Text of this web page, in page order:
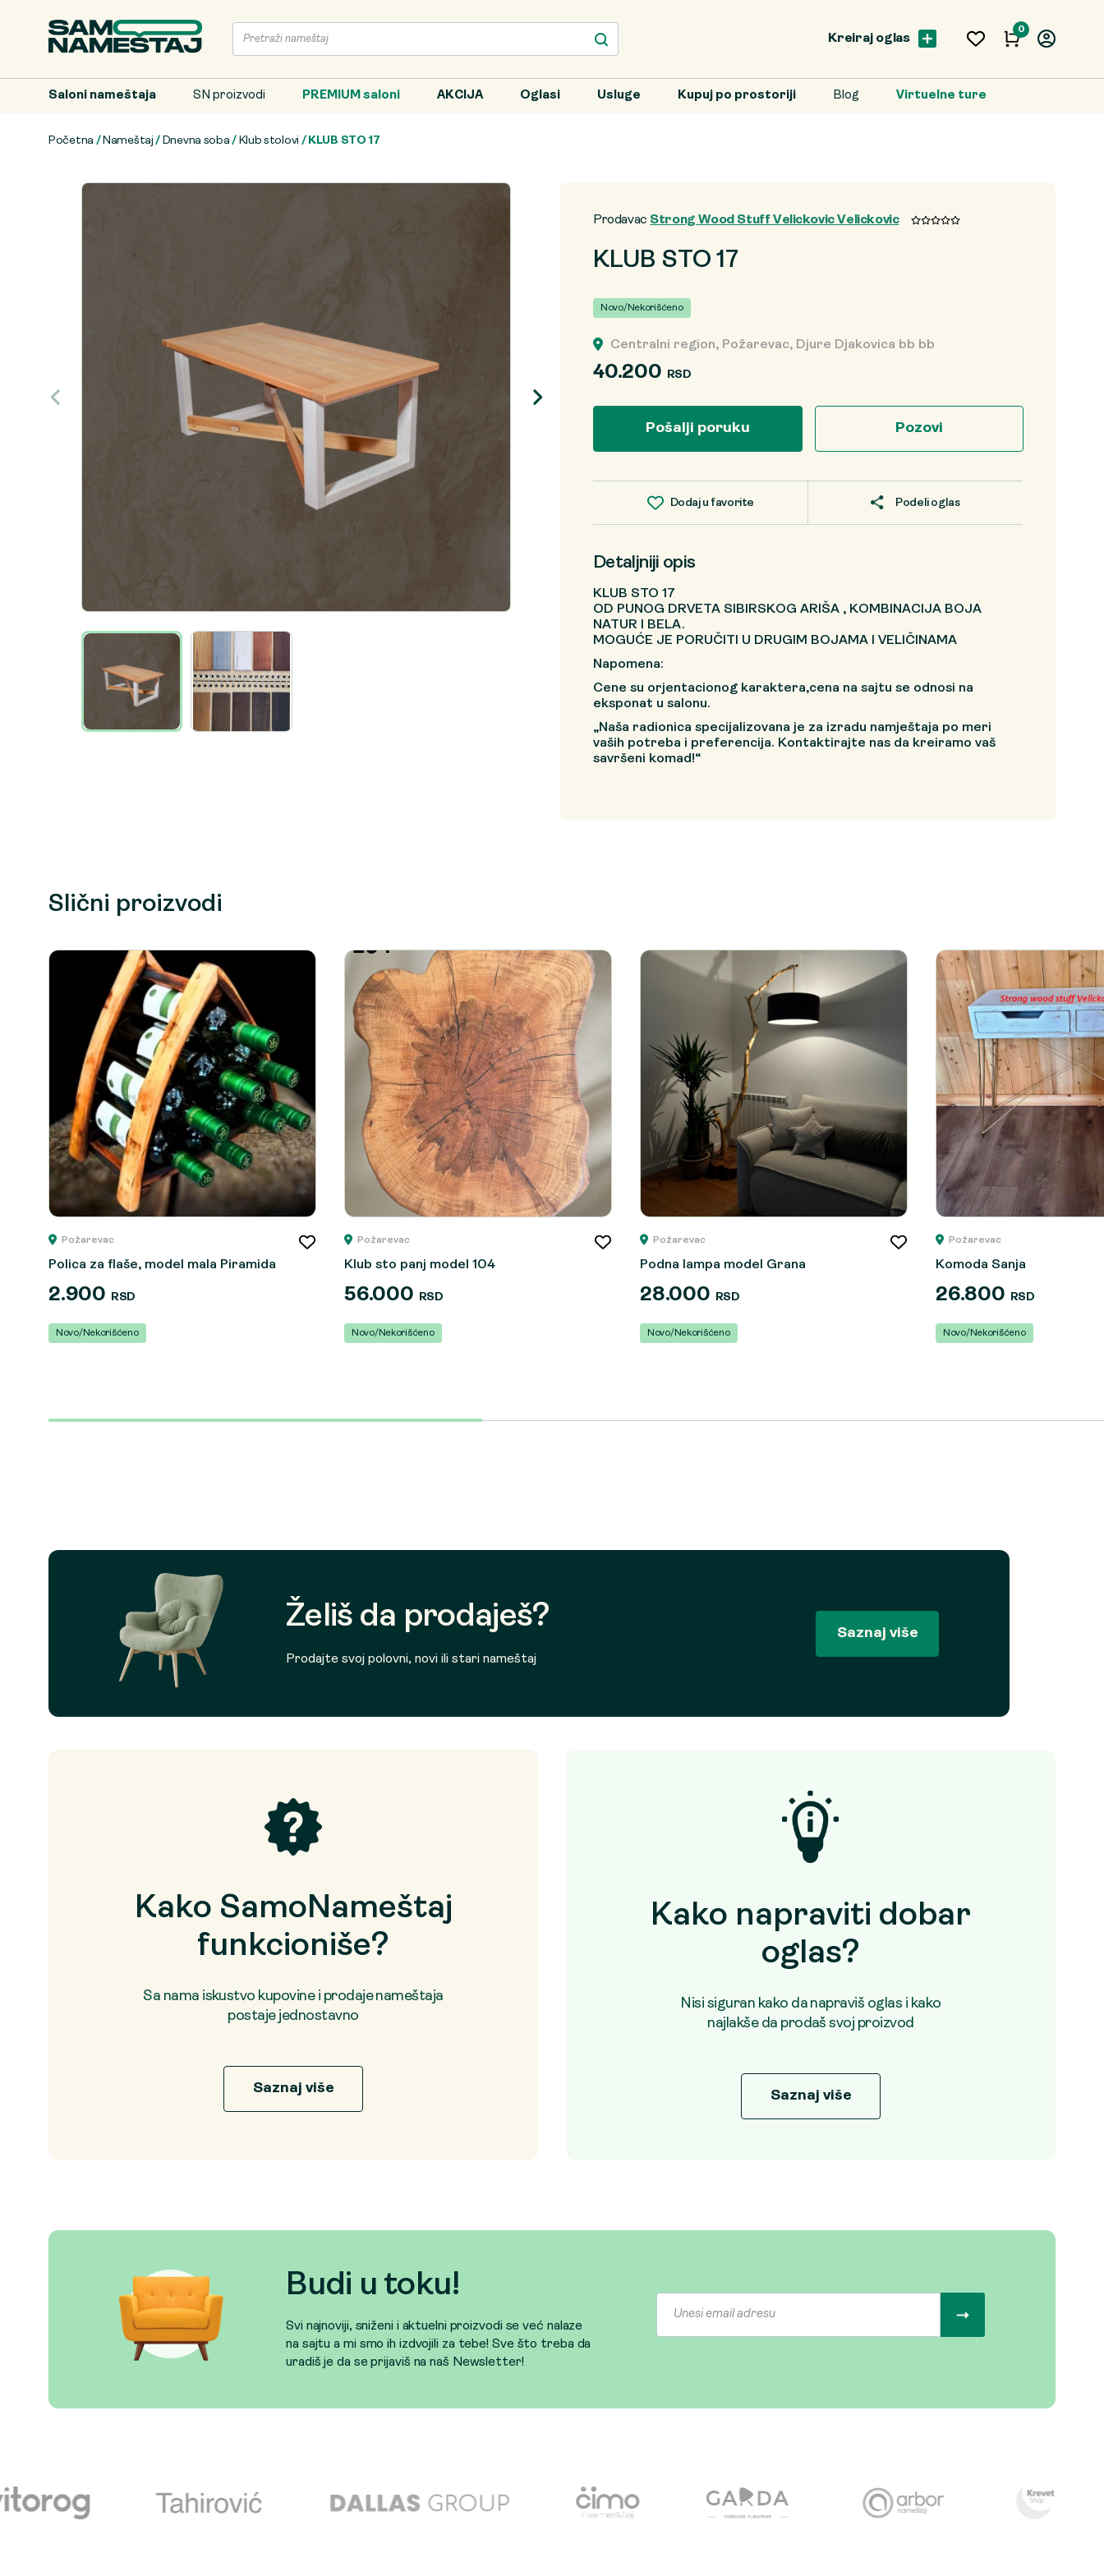
0
Kreiraj oglas
Saloni nameštaja SN proizvodi PREMIUM saloni AKCIJA Oglasi Usluge Kupuj po prostoriji Blog Virtuelne ture
Početna / Nameštaj / Dnevna soba / Klub stolovi / KLUB STO 17
Dodaj u favorite Podeli oglas
KLUB STO 17
Novo/Nekorišćeno
40.200 RSD
Prodavac Strong Wood Stuff Velickovic Velickovic
Centralni region, Požarevac, Djure Djakovica bb bb
Pošalji poruku Pozovi
Detaljniji opis
KLUB STO 17
OD PUNOG DRVETA SIBIRSKOG ARIŠA , KOMBINACIJA BOJA
NATUR I BELA.
MOGUĆE JE PORUČITI U DRUGIM BOJAMA I VELIČINAMA
Napomena:
Cene su orjentacionog karaktera,cena na sajtu se odnosi na
eksponat u salonu.
„Naša radionica specijalizovana je za izradu namještaja po meri
vaših potreba i preferencija. Kontaktirajte nas da kreiramo vaš
savršeni komad!“
Slični proizvodi
Požarevac
Polica za flaše, model mala Piramida
2.900 RSD
Novo/Nekorišćeno
Požarevac
Klub sto panj model 104
56.000 RSD
Novo/Nekorišćeno
Požarevac
Podna lampa model Grana
28.000 RSD
Novo/Nekorišćeno
Požarevac
Komoda Sanja
26.800 RSD
Novo/Nekorišćeno
Želiš da prodaješ?
Prodajte svoj polovni, novi ili stari nameštaj
Saznaj više
Kako SamoNameštaj
funkcioniše?
Sa nama iskustvo kupovine i prodaje nameštaja
postaje jednostavno
Saznaj više
Kako napraviti dobar
oglas?
Nisi siguran kako da napraviš oglas i kako
najlakše da prodaš svoj proizvod
Saznaj više
Budi u toku!
Svi najnoviji, sniženi i aktuelni proizvodi se već nalaze
na sajtu a mi smo ih izdvojili za tebe! Sve što treba da
uradiš je da se prijaviš na naš Newsletter!